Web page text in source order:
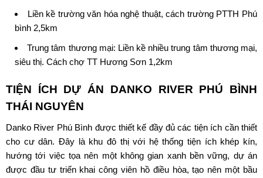
Liền kề trường văn hóa nghệ thuật, cách trường PTTH Phú
bình 2,5km
Trung tâm thương mại: Liền kề nhiều trung tâm thương mại,
siêu thị. Cách chợ TT Hương Sơn 1,2km
TIỆN ÍCH DỰ ÁN DANKO RIVER PHÚ BÌNH
THÁI NGUYÊN
Danko River Phú Bình được thiết kế đầy đủ các tiện ích cần thiết
cho cư dân. Đây là khu đô thị với hệ thống tiện ích khép kín,
hướng tới việc tọa nên một không gian xanh bền vững, dự án
được đầu tư triển khai công viên hồ điều hòa, tạo nên một bầu